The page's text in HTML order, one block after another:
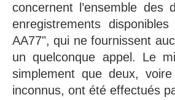
concernent l’ensemble
enregistrements
AA77", qui ne fournissent
un quelconque appel. Le
simplement que deux,
inconnus, ont été effectués